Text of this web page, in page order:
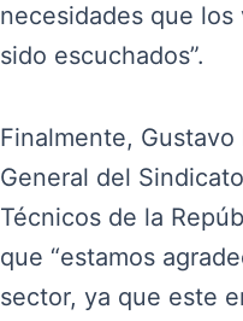
necesidades que
sido escuchados”.
Finalmente,
General del
Técnicos de la
que “estamos
sector, ya que este